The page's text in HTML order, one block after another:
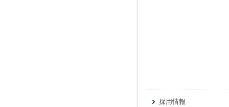
採用情報